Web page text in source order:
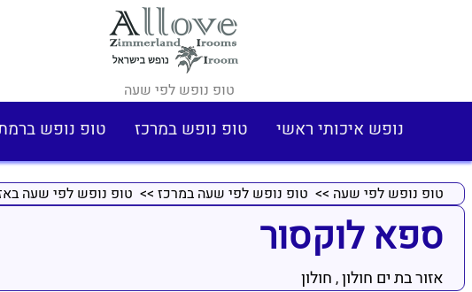
טופ נופש לפי שעה
נופש איכותי ראשי טופ נופש במרכז טופ נופש
טופ נופש לפי שעה >> טופ נופש לפי שעה במרכז >> טופ נופש לפי שעה
ספא לוקסור
אזור בת ים חולון, חולון